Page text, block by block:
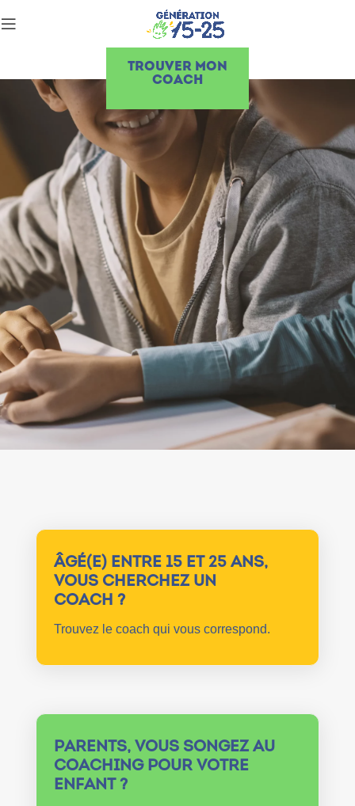
TROUVER MON
COACH
ÂGÉ(E) ENTRE 15 ET 25 ANS,
VOUS CHERCHEZ UN
COACH ?
Trouvez le coach qui vous correspond.
PARENTS, VOUS SONGEZ AU
COACHING POUR VOTRE
ENFANT ?